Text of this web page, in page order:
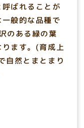
ばれることが
般的な品種で
のある緑の葉
ます。(育成上
自然とまとまり